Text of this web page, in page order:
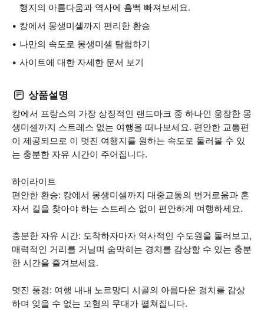
행지의 아름다움과 역사에 흠뻑 빠져보세요.
캉에서 몽생미셸까지 편리한 환승
나만의 속도로 몽생미셸 탐험하기
사이트에 대한 자세한 문서 보기
상품설명
캉에서 프랑스의 가장 상징적인 랜드마크 중 하나인 웅장한 몽
생미셸까지 스트레스 없는 여행을 떠나보세요. 편안한 교통편
이 제공되므로 이 멋진 여행지를 원하는 속도로 둘러볼 수 있
는 충분한 자유 시간이 주어집니다.
하이라이트
편안한 환승: 캉에서 몽생미셸까지 대중교통의 번거로움과 혼
자서 길을 찾아야 하는 스트레스 없이 편안하게 여행하세요.
충분한 자유 시간: 도착하자마자 역사적인 수도원을 둘러보고,
매력적인 거리를 거닐며 숨막히는 경치를 감상할 수 있는 충분
한 시간을 즐겨보세요.
멋진 풍경: 여행 내내 노르망디 시골의 아름다운 경치를 감상
하며 잊을 수 없는 모험의 무대가 펼쳐집니다.